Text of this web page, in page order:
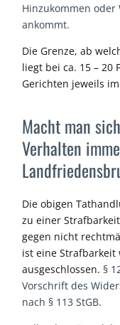
Hinzukommen
ankommt.
Die Grenze, ab
liegt bei ca. 15 – 20
Gerichten jeweils
Macht man
Verhalten
Die obigen
zu einer
gegen nicht
ist eine Strafbarkeit
ausgeschlossen. §
Vorschrift des
nach § 113 StGB.